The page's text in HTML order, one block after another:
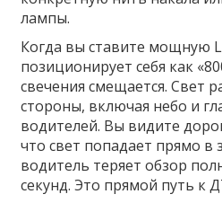
лампы.
Когда вы ставите мощную
позиционирует себя как
свечения смещается. Свет
стороны, включая небо и
водителей. Вы видите
что свет попадает прямо в
водитель теряет обзор
секунд. Это прямой путь к